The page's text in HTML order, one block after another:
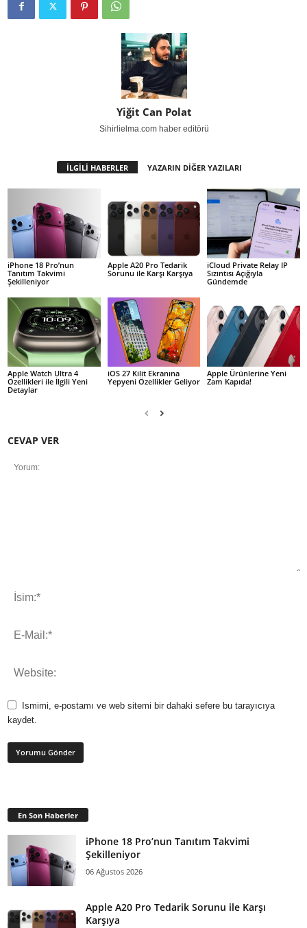
Yiğit Can Polat
Sihirlielma.com haber editörü
İLGİLİ HABERLER YAZARIN DİĞER YAZILARI
iPhone 18 Pro’nun
Tanıtım Takvimi
Şekilleniyor
Apple A20 Pro Tedarik
Sorunu ile Karşı Karşıya
iCloud Private Relay IP
Sızıntısı Açığıyla
Gündemde
Apple Watch Ultra 4
Özellikleri ile İlgili Yeni
Detaylar
iOS 27 Kilit Ekranına
Yepyeni Özellikler Geliyor
Apple Ürünlerine Yeni
Zam Kapıda!
CEVAP VER
Ismimi, e-postamı ve web sitemi bir dahaki sefere bu tarayıcıya
kaydet.
En Son Haberler
iPhone 18 Pro’nun Tanıtım Takvimi
Şekilleniyor
06 Ağustos 2026
Apple A20 Pro Tedarik Sorunu ile Karşı
Karşıya